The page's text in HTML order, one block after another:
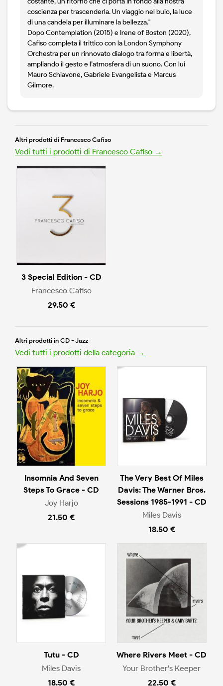
coscienza per trascenderla. Un viaggio nel buio, la luce
di una candela per illuminare la bellezza."
Dopo Contemplation (2015) e Irene of Boston (2020),
Cafiso completa il trittico con la London Symphony
Orchestra per un rinnovato dialogo tra forma e libertà,
ampliando il gesto e l’atmosfera di un suono. Con lui
Mauro Schiavone, Gabriele Evangelista e Marcus
Gilmore.
Altri prodotti di Francesco Cafiso
Vedi tutti i prodotti di Francesco Cafiso →
3 Special Edition - CD
Francesco Cafiso
29.50 €
Altri prodotti in CD - Jazz
Vedi tutti i prodotti della categoria →
Insomnia And Seven
Steps To Grace - CD
Joy Harjo
21.50 €
The Very Best Of Miles
Davis: The Warner Bros.
Sessions 1985-1991 - CD
Miles Davis
18.50 €
Tutu - CD
Miles Davis
18.50 €
Where Rivers Meet - CD
Your Brother's Keeper
22.50 €